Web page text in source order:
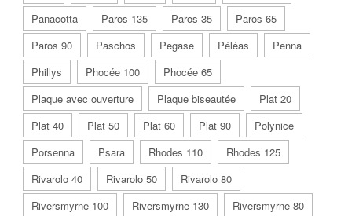
Panacotta
Paros 135 Paros 35
Paros 65
Paros 90
Paschos Pegase Péléas
Penna
Phillys
Phocée 100
Phocée 65
Plaque avec ouverture
Plaque biseautée
Plat 20
Plat 40
Plat 50 Plat 60 Plat 90
Polynice
Porsenna
Psara Rhodes 110
Rhodes 125
Rivarolo 40
Rivarolo 50
Rivarolo 80
Riversmyrne 100
Riversmyrne 130
Riversmyrne 80